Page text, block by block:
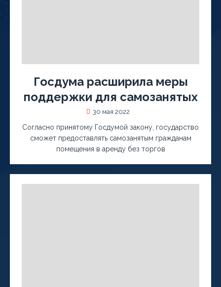
Госдума расширила меры
поддержки для самозанятых
30 мая 2022
Согласно принятому Госдумой закону, государство
сможет предоставлять самозанятым гражданам
помещения в аренду без торгов